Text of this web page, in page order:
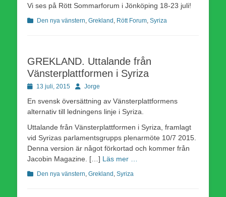
Vi ses på Rött Sommarforum i Jönköping 18-23 juli!
Kategorier
Den nya vänstern Grekland Rött Forum Syriza
GREKLAND. Uttalande från
Vänsterplattformen i Syriza
Publicerad
13 juli, 2015 Författare
Jorge
En svensk översättning av Vänsterplattformens
alternativ till ledningens linje i Syriza.
Uttalande från Vänsterplattformen i Syriza, framlagt
vid Syrizas parlamentsgrupps plenarmöte 10/7 2015.
Denna version är något förkortad och kommer från
Jacobin Magazine. […] Läs mer …
Kategorier
Den nya vänstern Grekland Syriza